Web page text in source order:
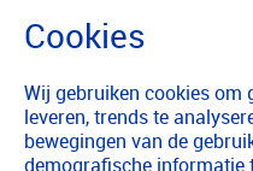
Wij gebruiken cookies om
leveren, trends te
bewegingen van de
demografische informatie